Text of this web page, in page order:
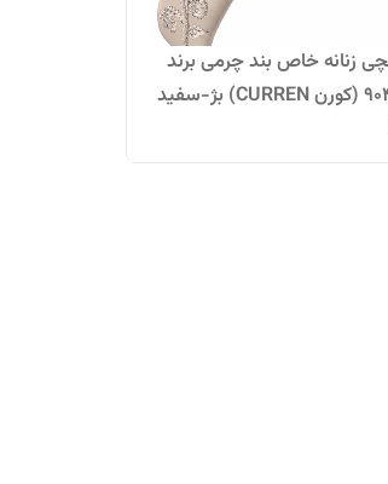
زنانه خاص بند چرمی برند